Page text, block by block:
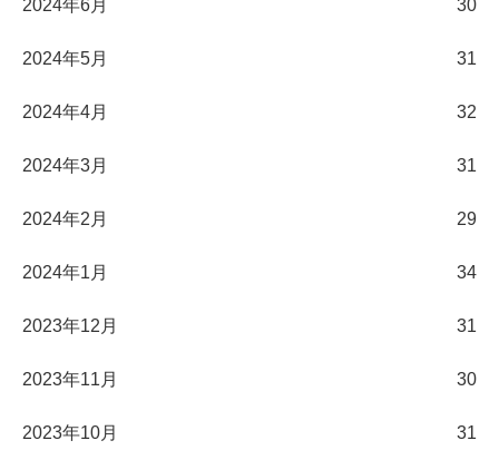
2024年6月 30
2024年5月 31
2024年4月 32
2024年3月 31
2024年2月 29
2024年1月 34
2023年12月 31
2023年11月 30
2023年10月 31